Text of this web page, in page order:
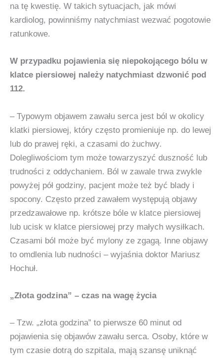
na tę kwestię. W takich sytuacjach, jak mówi
kardiolog, powinniśmy natychmiast wezwać pogotowie
ratunkowe.
W przypadku pojawienia się niepokojącego bólu w
klatce piersiowej należy natychmiast dzwonić pod
112.
– Typowym objawem zawału serca jest ból w okolicy
klatki piersiowej, który często promieniuje np. do lewej
lub do prawej ręki, a czasami do żuchwy.
Dolegliwościom tym może towarzyszyć duszność lub
trudności z oddychaniem. Ból w zawale trwa zwykle
powyżej pół godziny, pacjent może też być blady i
spocony. Często przed zawałem występują objawy
przedzawałowe np. krótsze bóle w klatce piersiowej
lub ucisk w klatce piersiowej przy małych wysiłkach.
Czasami ból może być mylony ze zgagą. Inne objawy
to omdlenia lub nudności – wyjaśnia doktor Mariusz
Hochuł.
„Złota godzina” – czas na wagę życia
– Tzw. „złota godzina” to pierwsze 60 minut od
pojawienia się objawów zawału serca. Osoby, które w
tym czasie dotrą do szpitala, mają szansę uniknąć